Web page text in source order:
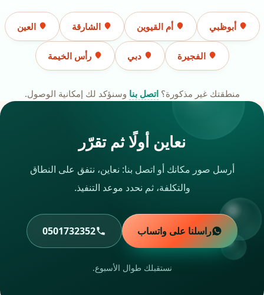
أبوظبي أم القيوين الشارقة العين
الفجيرة دبي رأس الخيمة
منطقتك غير مذكورة؟اتصل بنا وسنؤكد لك إمكانية الوصول.
نعاين أولًا ثم تقرّر
أرسل صور مكانك أو اتصل بنا: نعاين، نتفق على النطاق
والتكلفة، ثم نحدد موعد التنفيذ.
راسلنا على واتساب 0501732352
نستقبلك طوال الأسبوع.